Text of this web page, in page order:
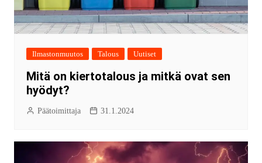
Ilmastonmuutos Talous Uutiset
Mitä on kiertotalous ja mitkä ovat sen
hyödyt?
Päätoimittaja 31.1.2024